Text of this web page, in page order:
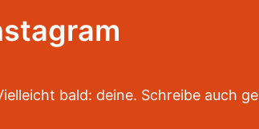
bald: deine. Schreibe auch